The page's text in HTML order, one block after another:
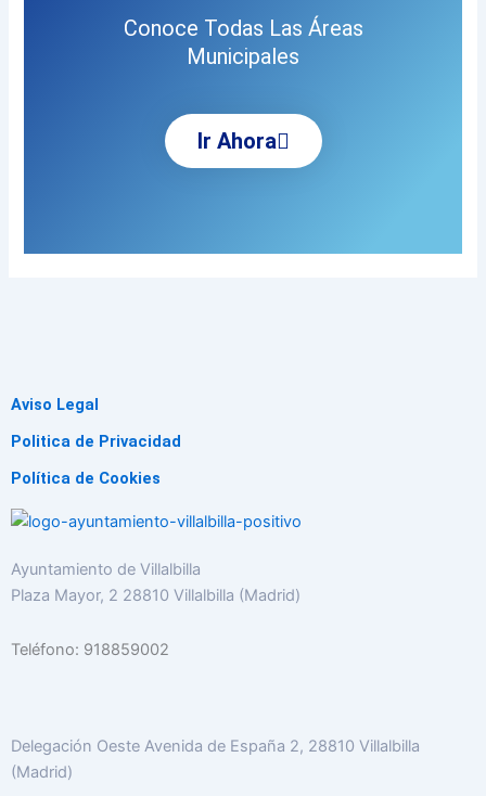
Conoce Todas Las Áreas
Municipales
Ir Ahora
Aviso Legal
Politica de Privacidad
Política de Cookies
Ayuntamiento de Villalbilla
Plaza Mayor, 2 28810 Villalbilla (Madrid)
Teléfono: 918859002
Delegación Oeste Avenida de España 2, 28810 Villalbilla
(Madrid)